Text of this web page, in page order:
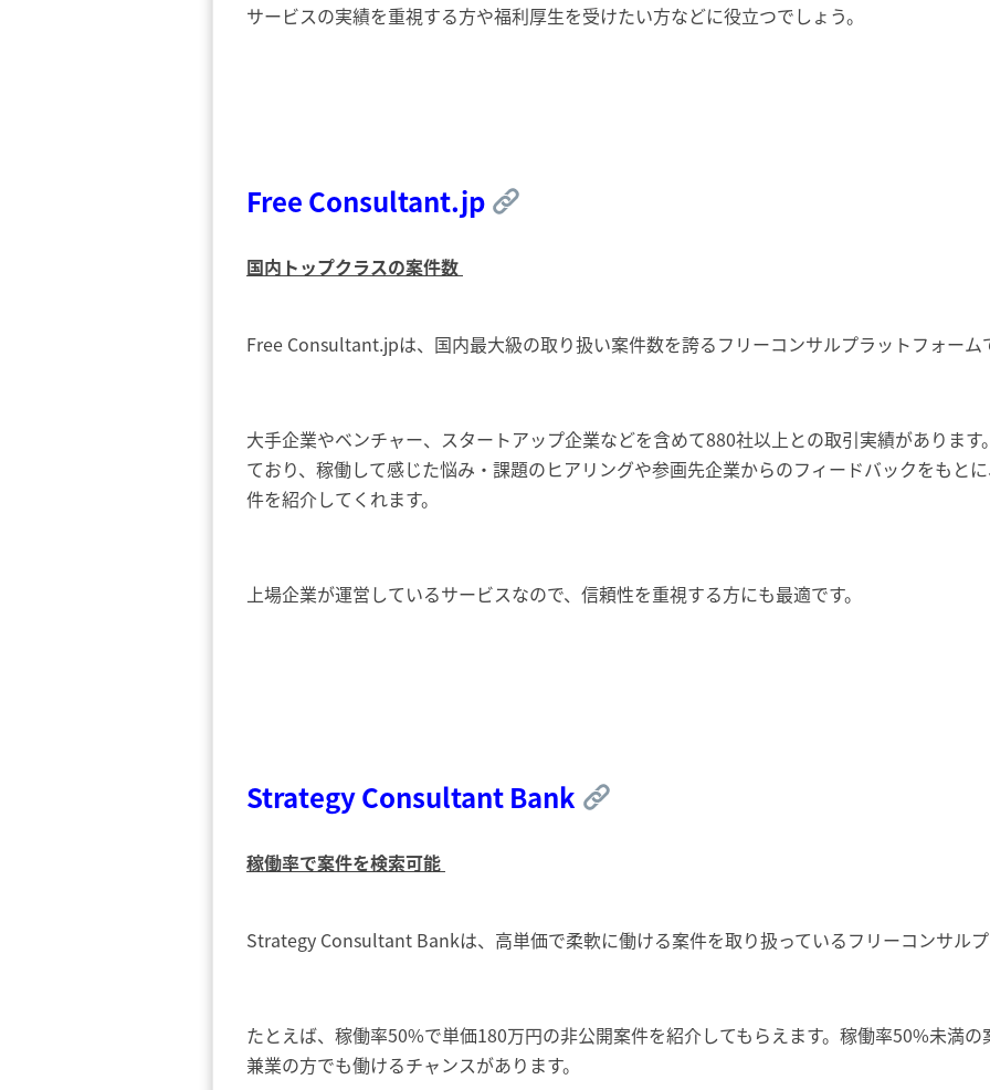
サービスの実績を重視する方や福利厚生を受けたい方などに役立つでしょう。
Free Consultant.jp
国内トップクラスの案件数
Free Consultant.jpは、国内最大級の取り扱い案件数を誇るフリーコンサルプラットフォーム
大手企業やベンチャー、スタートアップ企業などを含めて880社以上との取引実績がありま
ており、稼働して感じた悩み・課題のヒアリングや参画先企業からのフィードバックをもと
件を紹介してくれます。
上場企業が運営しているサービスなので、信頼性を重視する方にも最適です。
Strategy Consultant Bank
稼働率で案件を検索可能
Strategy Consultant Bankは、高単価で柔軟に働ける案件を取り扱っているフリーコンサルプ
たとえば、稼働率50%で単価180万円の非公開案件を紹介してもらえます。稼働率50%未満
兼業の方でも働けるチャンスがあります。